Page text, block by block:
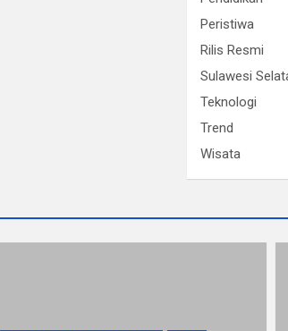
Peristiwa
Rilis Resmi
Sulawesi
Teknologi
Trend
Wisata